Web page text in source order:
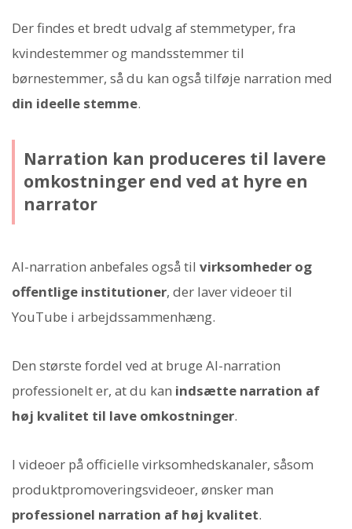
Der findes et bredt udvalg af stemmetyper, fra
kvindestemmer og mandsstemmer til
børnestemmer, så du kan også tilføje narration med
din ideelle stemme.
Narration kan produceres til lavere
omkostninger end ved at hyre en
narrator
AI-narration anbefales også til virksomheder og
offentlige institutioner, der laver videoer til
YouTube i arbejdssammenhæng.
Den største fordel ved at bruge AI-narration
professionelt er, at du kan indsætte narration af
høj kvalitet til lave omkostninger.
I videoer på officielle virksomhedskanaler, såsom
produktpromoveringsvideoer, ønsker man
professionel narration af høj kvalitet.